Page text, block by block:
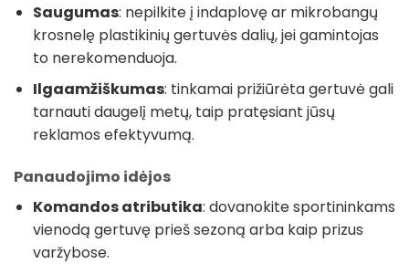
Saugumas: nepilkite į indaplovę ar mikrobangų
krosnelę plastikinių gertuvės dalių, jei gamintojas
to nerekomenduoja.
Ilgaamžiškumas: tinkamai prižiūrėta gertuvė gali
tarnauti daugelį metų, taip pratęsiant jūsų
reklamos efektyvumą.
Panaudojimo idėjos
Komandos atributika: dovanokite sportininkams
vienodą gertuvę prieš sezoną arba kaip prizus
varžybose.